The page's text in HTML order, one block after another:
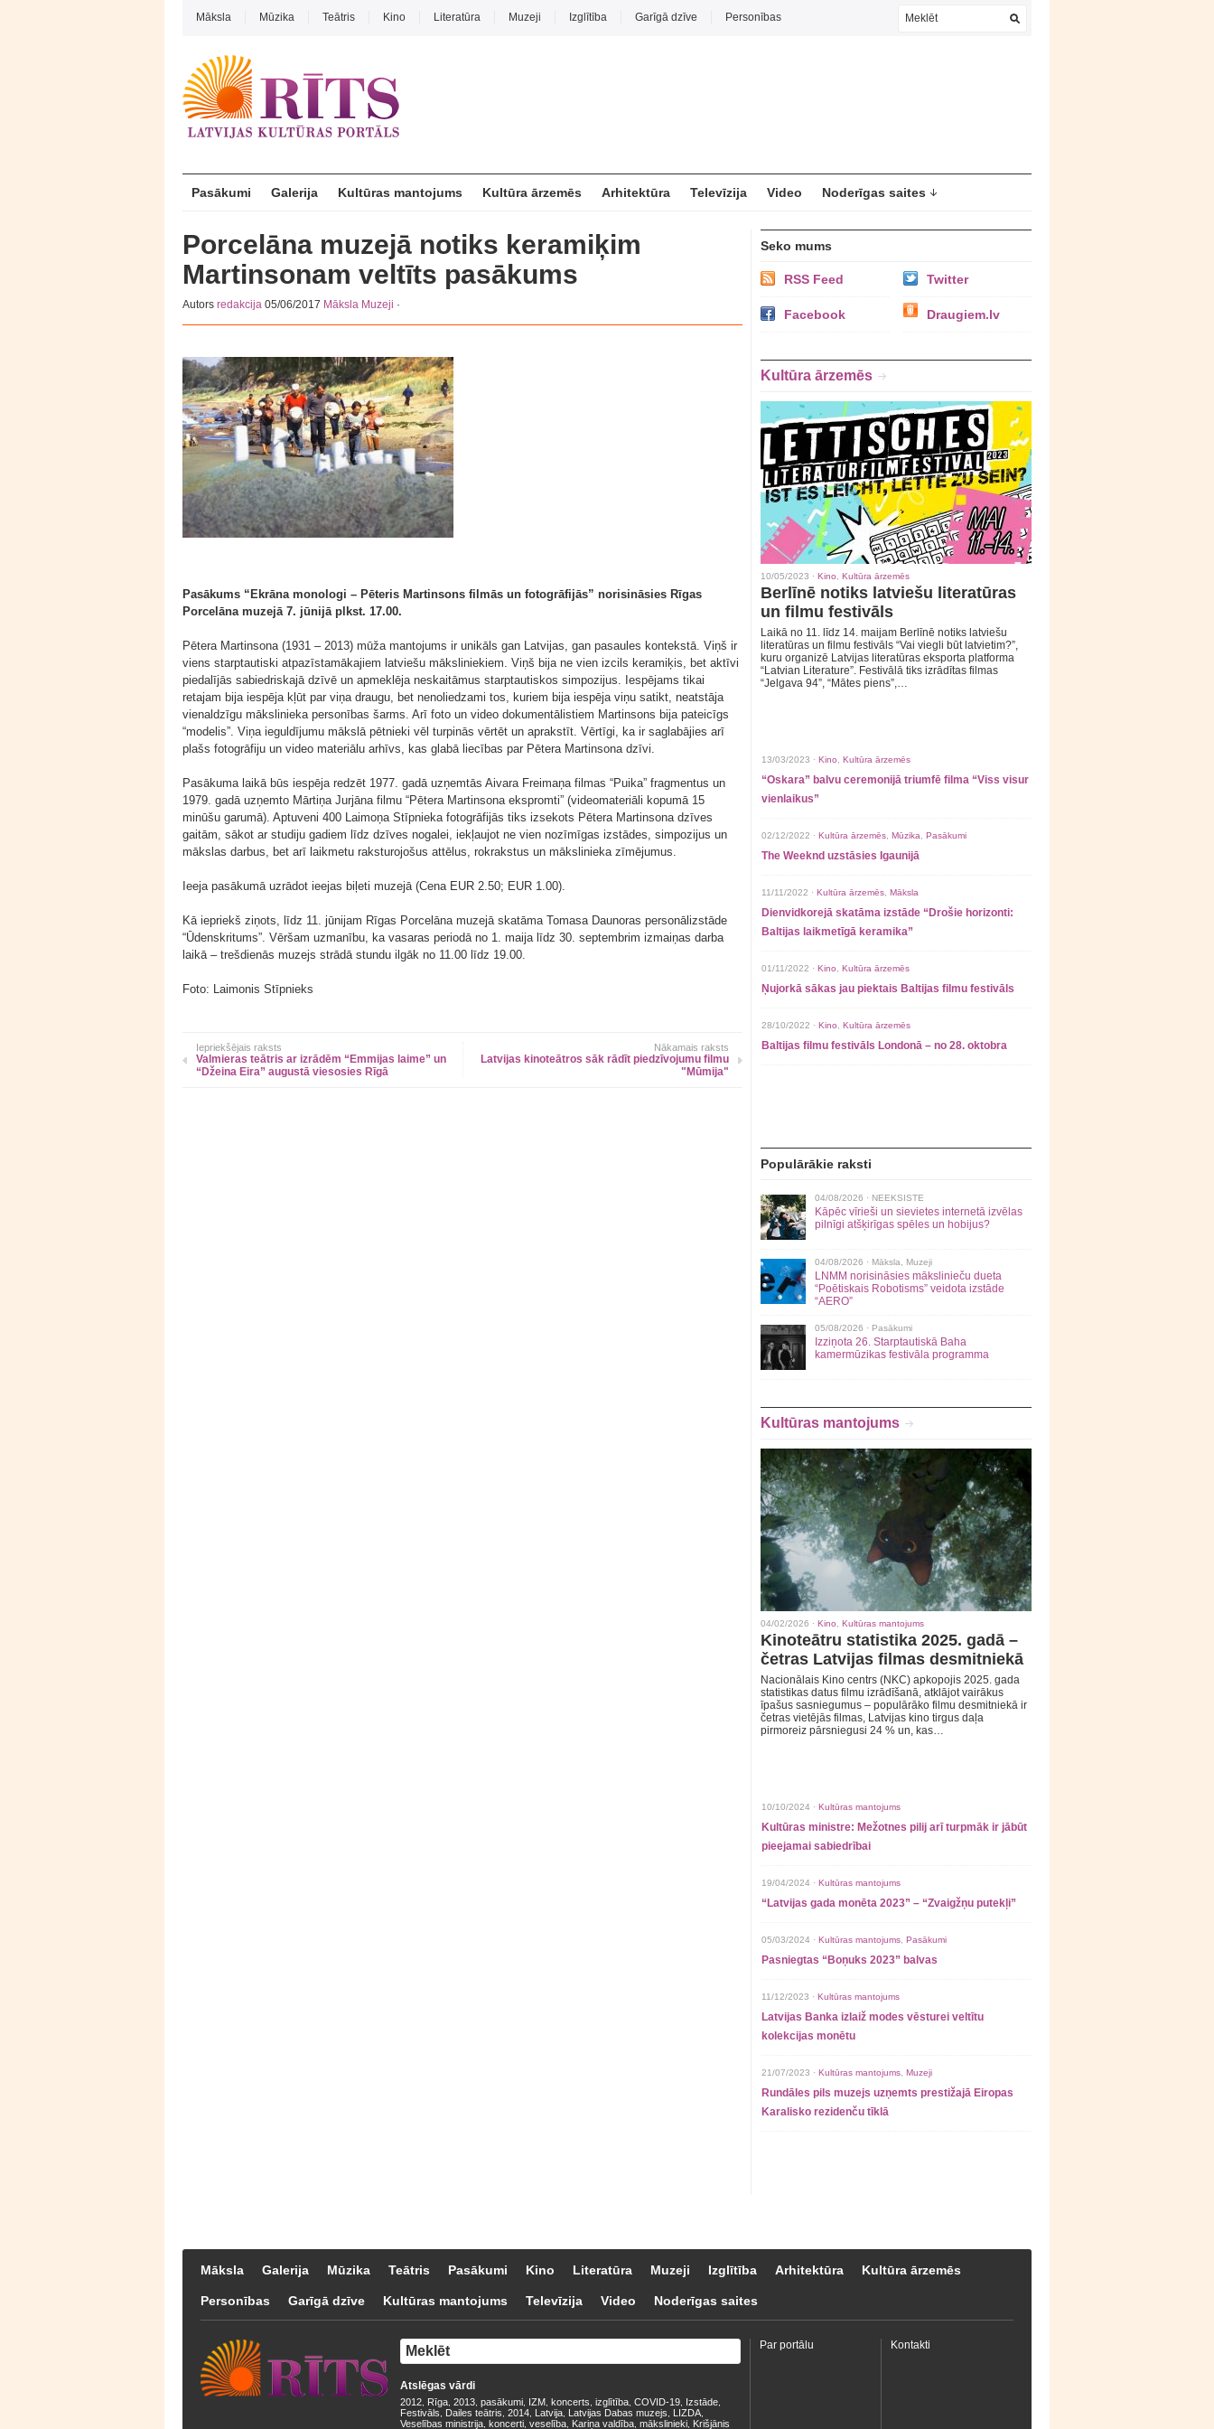
Māksla Mūzika Teātris Kino Literatūra Muzeji Izglītība Garīgā dzīve Personības
Pasākumi Galerija Kultūras mantojums Kultūra ārzemēs Arhitektūra Televīzija Video Noderīgas saites
Porcelāna muzejā notiks keramiķim
Martinsonam veltīts pasākums
Autors redakcija 05/06/2017 Māksla Muzeji ·
Pasākums “Ekrāna monologi – Pēteris Martinsons filmās un fotogrāfijās” norisināsies Rīgas
Porcelāna muzejā 7. jūnijā plkst. 17.00.
Pētera Martinsona (1931 – 2013) mūža mantojums ir unikāls gan Latvijas, gan pasaules kontekstā. Viņš ir
viens starptautiski atpazīstamākajiem latviešu māksliniekiem. Viņš bija ne vien izcils keramiķis, bet aktīvi
piedalījās sabiedriskajā dzīvē un apmeklēja neskaitāmus starptautiskos simpozijus. Iespējams tikai
retajam bija iespēja kļūt par viņa draugu, bet nenoliedzami tos, kuriem bija iespēja viņu satikt, neatstāja
vienaldzīgu mākslinieka personības šarms. Arī foto un video dokumentālistiem Martinsons bija pateicīgs
“modelis”. Viņa ieguldījumu mākslā pētnieki vēl turpinās vērtēt un aprakstīt. Vērtīgi, ka ir saglabājies arī
plašs fotogrāfiju un video materiālu arhīvs, kas glabā liecības par Pētera Martinsona dzīvi.
Pasākuma laikā būs iespēja redzēt 1977. gadā uzņemtās Aivara Freimaņa filmas “Puika” fragmentus un
1979. gadā uzņemto Mārtiņa Jurjāna filmu “Pētera Martinsona ekspromti” (videomateriāli kopumā 15
minūšu garumā). Aptuveni 400 Laimoņa Stīpnieka fotogrāfijās tiks izsekots Pētera Martinsona dzīves
gaitām, sākot ar studiju gadiem līdz dzīves nogalei, iekļaujot ne vien nozīmīgas izstādes, simpozijus un
mākslas darbus, bet arī laikmetu raksturojošus attēlus, rokrakstus un mākslinieka zīmējumus.
Ieeja pasākumā uzrādot ieejas biļeti muzejā (Cena EUR 2.50; EUR 1.00).
Kā iepriekš ziņots, līdz 11. jūnijam Rīgas Porcelāna muzejā skatāma Tomasa Daunoras personālizstāde
“Ūdenskritums”. Vēršam uzmanību, ka vasaras periodā no 1. maija līdz 30. septembrim izmaiņas darba
laikā – trešdienās muzejs strādā stundu ilgāk no 11.00 līdz 19.00.
Foto: Laimonis Stīpnieks
Iepriekšējais raksts
Valmieras teātris ar izrādēm “Emmijas laime” un
“Džeina Eira” augustā viesosies Rīgā
Nākamais raksts
Latvijas kinoteātros sāk rādīt piedzīvojumu filmu
"Mūmija"
Seko mums
RSS Feed Twitter
Facebook Draugiem.lv
Kultūra ārzemēs
10/05/2023 · Kino Kultūra ārzemēs
Berlīnē notiks latviešu literatūras
un filmu festivāls
Laikā no 11. līdz 14. maijam Berlīnē notiks latviešu
literatūras un filmu festivāls “Vai viegli būt latvietim?”,
kuru organizē Latvijas literatūras eksporta platforma
“Latvian Literature”. Festivālā tiks izrādītas filmas
“Jelgava 94”, “Mātes piens”,…
13/03/2023 · Kino Kultūra ārzemēs
“Oskara” balvu ceremonijā triumfē filma “Viss visur
vienlaikus”
02/12/2022 · Kultūra ārzemēs Mūzika Pasākumi
The Weeknd uzstāsies Igaunijā
11/11/2022 · Kultūra ārzemēs Māksla
Dienvidkorejā skatāma izstāde “Drošie horizonti:
Baltijas laikmetīgā keramika”
01/11/2022 · Kino Kultūra ārzemēs
Ņujorkā sākas jau piektais Baltijas filmu festivāls
28/10/2022 · Kino Kultūra ārzemēs
Baltijas filmu festivāls Londonā – no 28. oktobra
Populārākie raksti
04/08/2026 · NEEKSISTE
Kāpēc vīrieši un sievietes internetā izvēlas
pilnīgi atšķirīgas spēles un hobijus?
04/08/2026 · Māksla Muzeji
LNMM norisināsies mākslinieču dueta
“Poētiskais Robotisms” veidota izstāde
“AERO”
05/08/2026 · Pasākumi
Izziņota 26. Starptautiskā Baha
kamermūzikas festivāla programma
Kultūras mantojums
04/02/2026 · Kino Kultūras mantojums
Kinoteātru statistika 2025. gadā –
četras Latvijas filmas desmitniekā
Nacionālais Kino centrs (NKC) apkopojis 2025. gada
statistikas datus filmu izrādīšanā, atklājot vairākus
īpašus sasniegumus – populārāko filmu desmitniekā ir
četras vietējās filmas, Latvijas kino tirgus daļa
pirmoreiz pārsniegusi 24 % un, kas…
10/10/2024 · Kultūras mantojums
Kultūras ministre: Mežotnes pilij arī turpmāk ir jābūt
pieejamai sabiedrībai
19/04/2024 · Kultūras mantojums
“Latvijas gada monēta 2023” – “Zvaigžņu putekļi”
05/03/2024 · Kultūras mantojums Pasākumi
Pasniegtas “Boņuks 2023” balvas
11/12/2023 · Kultūras mantojums
Latvijas Banka izlaiž modes vēsturei veltītu
kolekcijas monētu
21/07/2023 · Kultūras mantojums Muzeji
Rundāles pils muzejs uzņemts prestižajā Eiropas
Karalisko rezidenču tīklā
Māksla Galerija Mūzika Teātris Pasākumi Kino Literatūra Muzeji Izglītība Arhitektūra Kultūra ārzemēs
Personības Garīgā dzīve Kultūras mantojums Televīzija Video Noderīgas saites
Atslēgas vārdi
2012 Rīga 2013 pasākumi IZM koncerts izglītība COVID-19 Izstāde
Festivāls Dailes teātris 2014 Latvija Latvijas Dabas muzejs LIZDA
Veselības ministrija koncerti veselība Kariņa valdība mākslinieki Krišjānis
Par portālu Kontakti